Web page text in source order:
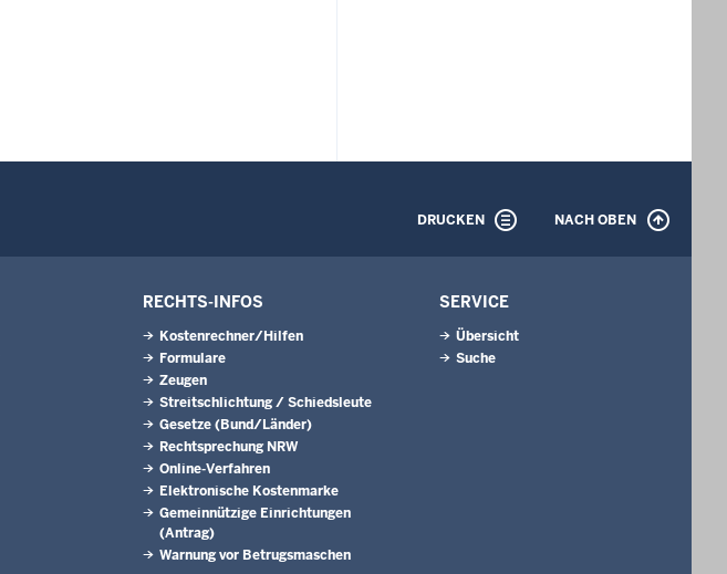
DRUCKEN NACH OBEN
RECHTS-INFOS
Kostenrechner/Hilfen
Formulare
Zeugen
Streitschlichtung / Schiedsleute
Gesetze (Bund/Länder)
Rechtsprechung NRW
Online-Verfahren
Elektronische Kostenmarke
Gemeinnützige Einrichtungen
(Antrag)
Warnung vor Betrugsmaschen
SERVICE
Übersicht
Suche